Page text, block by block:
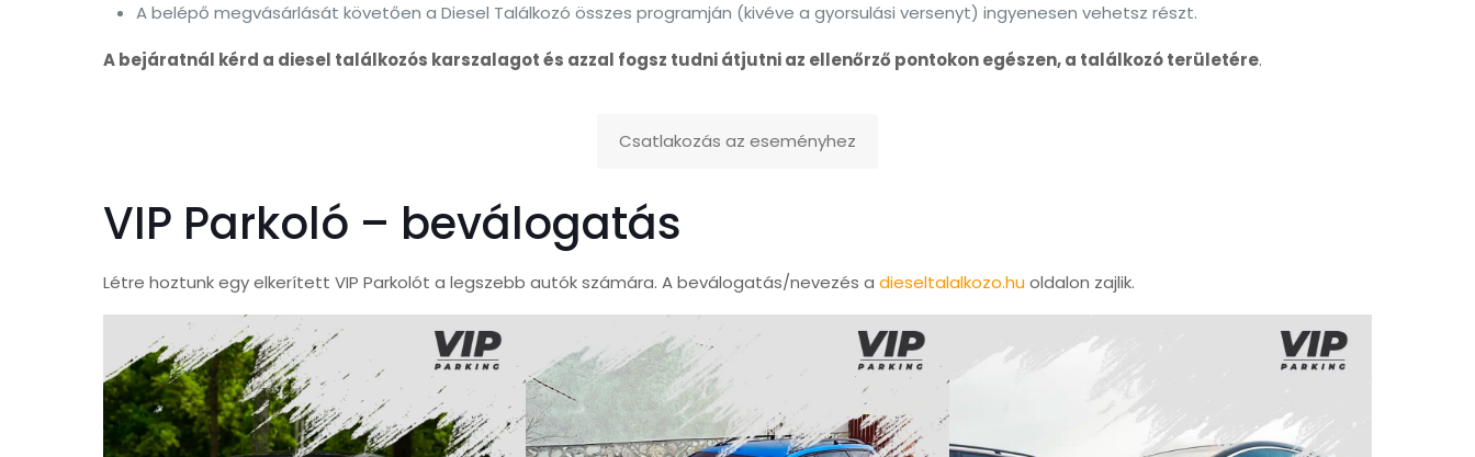
A belépő megvásárlását követően a Diesel Találkozó összes programján (kivéve a gyorsulási versenyt) ingyenesen vehetsz részt.
A bejáratnál kérd a diesel találkozós karszalagot és azzal fogsz tudni átjutni az ellenőrző pontokon egészen, a találkozó területére.
Csatlakozás az eseményhez
VIP Parkoló – beválogatás
Létre hoztunk egy elkerített VIP Parkolót a legszebb autók számára. A beválogatás/nevezés a dieseltalalkozo.huoldalon zajlik.